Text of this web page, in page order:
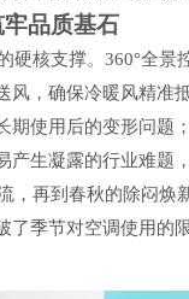
品质基石
硬核支撑。360°全
风，确保冷暖风精准
期使用后的变形问题
产生凝露的行业难题
，再到春秋的除闷
了季节对空调使用